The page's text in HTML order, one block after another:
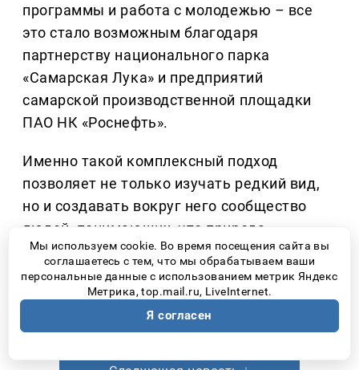
программы и работа с молодежью – все
это стало возможным благодаря
партнерству национального парка
«Самарская Лука» и предприятий
самарской производственной площадки
ПАО НК «Роснефть».
Именно такой комплексный подход
позволяет не только изучать редкий вид,
но и создавать вокруг него сообщество
людей, понимающих, что природа
нуждается не столько в громких словах,
сколько в ответственном отношении
каждого человека.
Количество прочтений: 2651
Мы используем cookie. Во время посещения сайта вы
соглашаетесь с тем, что мы обрабатываем ваши
персональные данные с использованием метрик Яндекс
Метрика, top.mail.ru, LiveInternet.
Я согласен